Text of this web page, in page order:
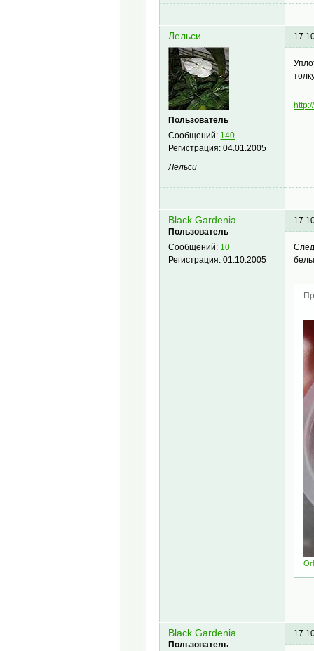
Лельси
Пользователь
Сообщений: 140
Регистрация:04.01.2005
Лельси
Black Gardenia
Пользователь
Сообщений: 10
Регистрация:01.10.2005
Black Gardenia
Пользователь